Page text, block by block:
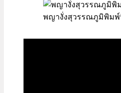
พญางั่งสุวรรณภูมิพิมพ์